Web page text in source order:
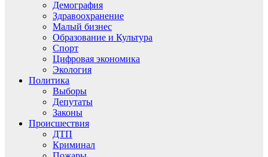
Демография
Здравоохранение
Малый бизнес
Образование и Культура
Спорт
Цифровая экономика
Экология
Политика
Выборы
Депутаты
Законы
Происшествия
ДТП
Криминал